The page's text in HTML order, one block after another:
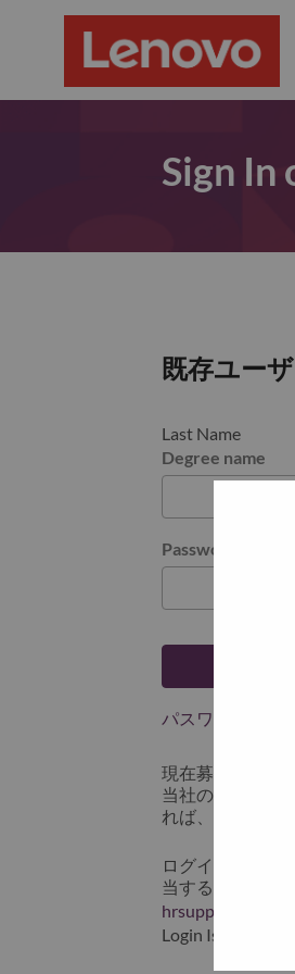
Sign In
既存ユー
Last Name
Degree name
Password
パスワードを忘
現在募集中の職
当社のシステム
れば、リセット
ログインや新規
当するスクリー
Login Issue」と